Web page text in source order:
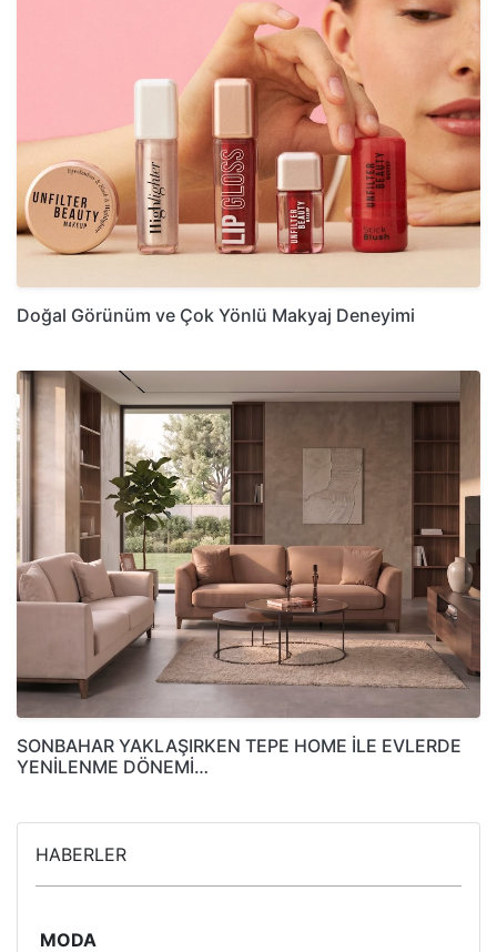
Doğal Görünüm ve Çok Yönlü Makyaj Deneyimi
SONBAHAR YAKLAŞIRKEN TEPE HOME İLE EVLERDE
YENİLENME DÖNEMİ…
HABERLER
MODA